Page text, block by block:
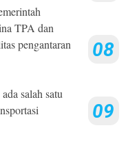
TPA dan
pengantaran
salah satu
08
09